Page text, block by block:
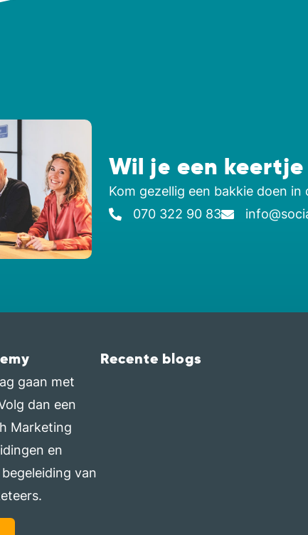
Wil je een
Kom gezellig een bakkie doen in
070 322 90 83
gaan met
dan een
Marketing
en
van
Recente blogs